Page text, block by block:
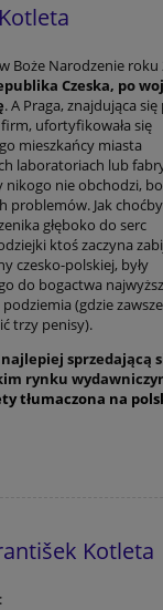
Boże Narodzenie roku
Czeska, po
. A Praga, znajdująca się
ufortyfikowała się
mieszkańcy miasta
laboratoriach lub
nikogo nie obchodzi, bo
problemów. Jak
głęboko do serc
ktoś zaczyna
czesko-polskiej, były
do bogactwa
(gdzie zawsze
trzy penisy).
sprzedającą
rynku
tłumaczona na
Kotleta